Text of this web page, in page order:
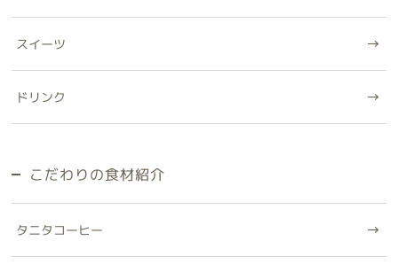
スイーツ
ドリンク
こだわりの食材紹介
タニタコーヒー